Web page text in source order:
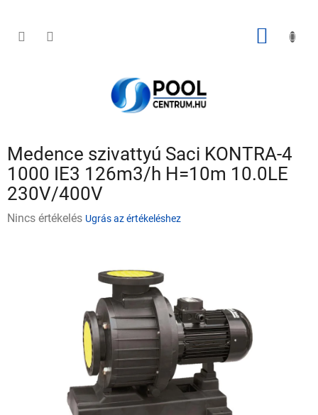
KOSÁR
Medence szivattyú Saci KONTRA-4
1000 IE3 126m3/h H=10m 10.0LE
230V/400V
ANincs értékelés Ugrás az értékeléshez